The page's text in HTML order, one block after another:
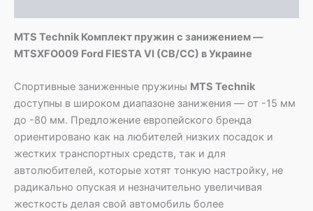
MTS Technik Комплект пружин с занижением —
MTSXFO009 Ford FIESTA VI (CB/CC) в Украине
Спортивные заниженные пружины MTS Technik
доступны в широком диапазоне занижения — от -15 мм
до -80 мм. Предложение европейского бренда
ориентировано как на любителей низких посадок и
жестких транспортных средств, так и для
автолюбителей, которые хотят тонкую настройку, не
радикально опуская и незначительно увеличивая
жесткость делая свой автомобиль более